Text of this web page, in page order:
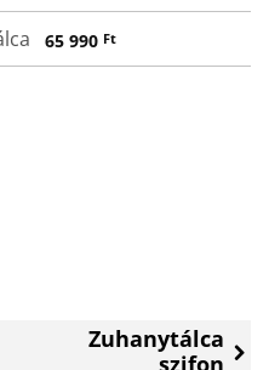
65 990 Ft
Zuhanytálca
szifon